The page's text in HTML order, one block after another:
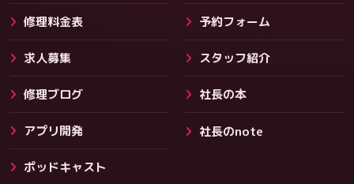
その他サービス
修理料金表 予約フォーム
求人募集 スタッフ紹介
修理ブログ 社長の本
アプリ開発 社長のnote
ポッドキャスト